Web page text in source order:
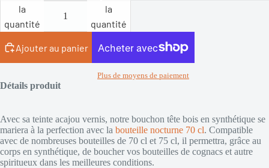
la
quantité
la
quantité
Ajouter au panier
Plus de moyens de paiement
Détails produit
Avec sa teinte acajou vernis, notre bouchon tête bois en synthétique se
mariera à la perfection avec la bouteille nocturne 70 cl. Compatible
avec de nombreuses bouteilles de 70 cl et 75 cl, il permettra, grâce au
corps en synthétique, de boucher vos bouteilles de cognacs et autre
spiritueux dans les meilleures conditions.